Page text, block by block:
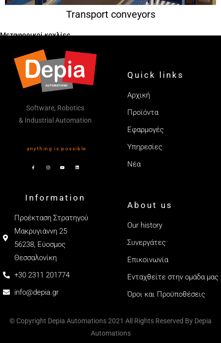
Transport conveyors
Μεταφορικοί κοχλίες
Software, Robotics
& Industrial Automation
anything is possible
Quick links
Αρχική
Προϊόντα
Εφαρμογές
Υπηρεσίες
Νέα
Information
Προέκταση Στρατηγού
Μακρυγιάννη 25
56238, Εύοσμος
Θεσσαλονίκη
+30 2311 201774
info@depia.gr
About us
Our history
Συνεργάτες
Επικοινωνία
Ενταχθείτε στην ομάδα μας
Όροι και Προϋποθέσεις
© Copyright Depia Automations 2021 All Rights Reserved By Depia
Automations